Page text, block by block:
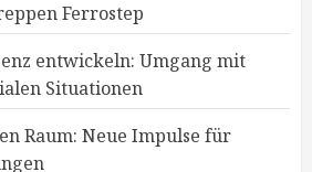
Ferrostep
entwickeln: Umgang mit
Situationen
Raum: Neue Impulse für